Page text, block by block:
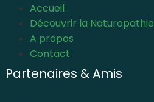
Accueil
Découvrir la Naturopathie
A propos
Contact
Partenaires & Amis